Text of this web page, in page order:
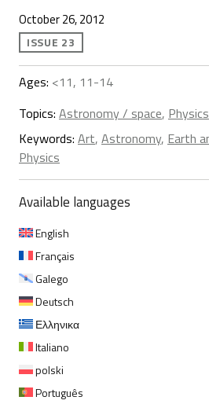
October 26, 2012
ISSUE 23
Ages: <11, 11-14
Topics: Astronomy / space, Physics
Keywords: Art, Astronomy, Earth
Physics
Available languages
English
Français
Galego
Deutsch
Ελληνικα
Italiano
polski
Português